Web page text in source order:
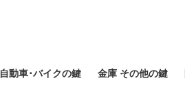
自動車･バイクの鍵 金庫 その他の鍵